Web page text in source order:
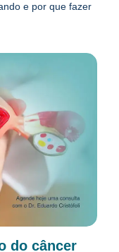
e por que fazer
do câncer